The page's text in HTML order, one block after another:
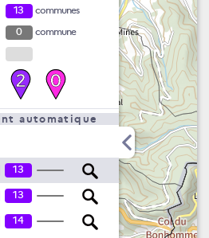
13
communes
0
commune
2 0
automatique
13
13
14